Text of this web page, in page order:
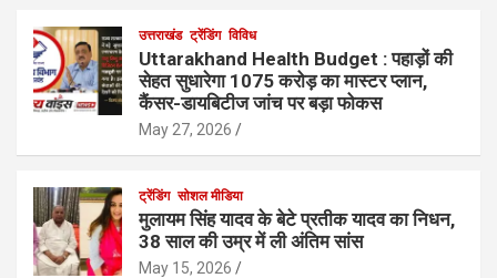
उत्तराखंड ट्रेंडिंग विविध
Uttarakhand Health Budget : पहाड़ों की
सेहत सुधारेगा 1075 करोड़ का मास्टर प्लान,
कैंसर-डायबिटीज जांच पर बड़ा फोकस
May 27, 2026
ट्रेंडिंग सोशल मीडिया
मुलायम सिंह यादव के बेटे प्रतीक यादव का निधन,
38 साल की उम्र में ली अंतिम सांस
May 15, 2026